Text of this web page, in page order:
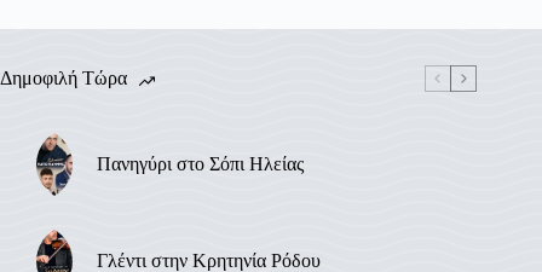
Δημοφιλή Τώρα
Πανηγύρι στο Σόπι Ηλείας
Γλέντι στην Κρητηνία Ρόδου